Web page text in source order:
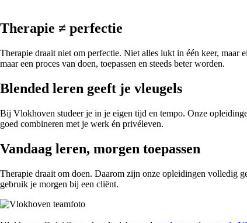
Therapie ≠ perfectie
Therapie draait niet om perfectie. Niet alles lukt in één keer,
maar een proces van doen, toepassen en steeds beter worden.
Blended leren geeft je vleugels
Bij Vlokhoven studeer je in je eigen tijd en tempo. Onze
goed combineren met je werk én privéleven.
Vandaag leren, morgen toepassen
Therapie draait om doen. Daarom zijn onze opleidingen volledig
gebruik je morgen bij een cliënt.